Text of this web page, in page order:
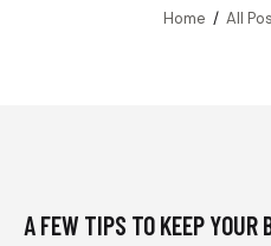
Home All
A FEW TIPS TO KEEP YOUR